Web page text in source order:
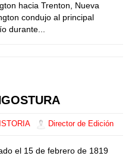
hacia Trenton, Nueva
condujo al principal
durante...
Director de Edición
el 15 de febrero de 1819